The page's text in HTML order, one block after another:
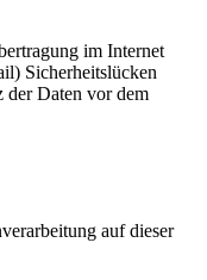
im Internet
Sicherheitslücken
der Daten vor dem
auf dieser